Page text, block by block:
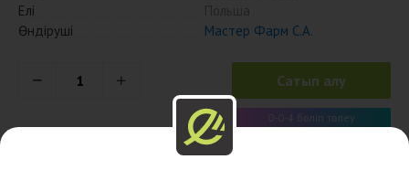
Елі
Өндіруші
Мастер Фарм С.А.
Сатып алу
0-0-4 бөліп төлеу